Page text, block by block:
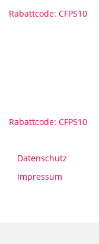
Rabattcode: CFPS10
Rabattcode: CFPS10
Datenschutz
Impressum